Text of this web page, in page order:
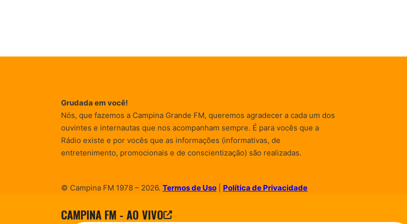
CAMPINA FM - AO VIVO
Grudada em você!
Nós, que fazemos a Campina Grande FM, queremos agradecer a cada um dos
ouvintes e internautas que nos acompanham sempre. É para vocês que a
Rádio existe e por vocês que as informações (informativas, de
entretenimento, promocionais e de conscientização) são realizadas.
© Campina FM 1978 – 2026. Termos de Uso
Política de Privacidade